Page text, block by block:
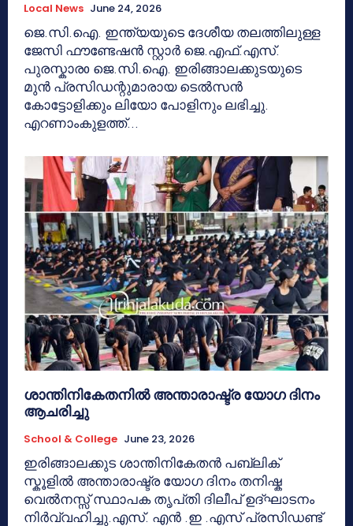
Local News June 24, 2026
ജെ.സി.ഐ. ഇന്ത്യയുടെ ദേശീയ തലത്തിലുള്ള
ജേസി ഫൗണ്ടേഷൻ സ്റ്റാർ ജെ.എഫ്.എസ്.
പുരസ്കാരo ജെ.സി.ഐ. ഇരിങ്ങാലക്കുടയുടെ
മുൻ പ്രസിഡന്റുമാരായ ടെൽസൻ
കോട്ടോളിക്കും ലിയോ പോളിനും ലഭിച്ചു.
എറണാംകുളത്ത്...
ശാന്തിനികേതനിൽ അന്താരാഷ്ട്ര യോഗ ദിനം
ആചരിച്ചു
School & College June 23, 2026
ഇരിങ്ങാലക്കുട ശാന്തിനികേതൻ പബ്ലിക്
സ്കൂളിൽ അന്താരാഷ്ട്ര യോഗ ദിനം തനിഷ്ക
വെൽനസ്സ് സ്ഥാപക തൃപ്‌തി ദിലീപ് ഉദ്ഘാടനം
നിർവ്വഹിച്ചു.എസ്. എൻ .ഇ .എസ് പ്രസിഡണ്ട്